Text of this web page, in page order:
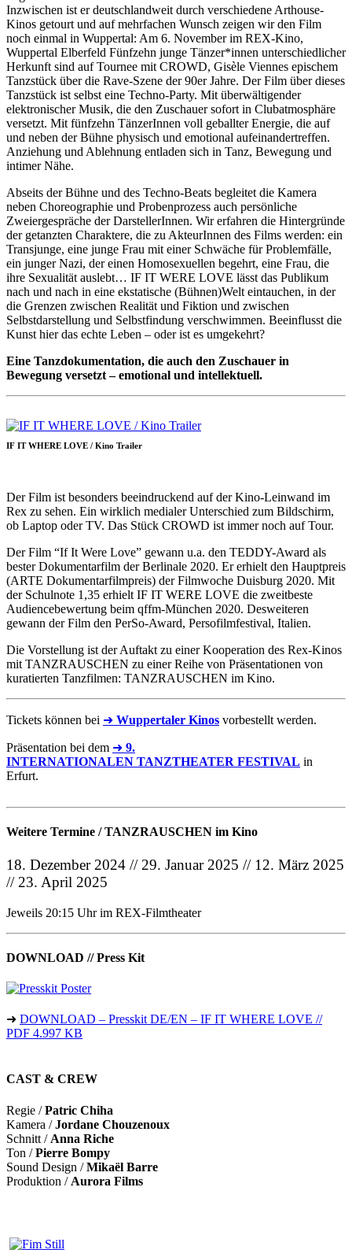
Inzwischen ist er deutschlandweit durch verschiedene Arthouse-
Kinos getourt und auf mehrfachen Wunsch zeigen wir den Film
noch einmal in Wuppertal: Am 6. November im REX-Kino,
Wuppertal Elberfeld Fünfzehn junge Tänzer*innen unterschiedlicher
Herkunft sind auf Tournee mit CROWD, Gisèle Viennes epischem
Tanzstück über die Rave-Szene der 90er Jahre. Der Film über dieses
Tanzstück ist selbst eine Techno-Party. Mit überwältigender
elektronischer Musik, die den Zuschauer sofort in Clubatmosphäre
versetzt. Mit fünfzehn TänzerInnen voll geballter Energie, die auf
und neben der Bühne physisch und emotional aufeinandertreffen.
Anziehung und Ablehnung entladen sich in Tanz, Bewegung und
intimer Nähe.
Abseits der Bühne und des Techno-Beats begleitet die Kamera
neben Choreographie und Probenprozess auch persönliche
Zweiergespräche der DarstellerInnen. Wir erfahren die Hintergründe
der getanzten Charaktere, die zu AkteurInnen des Films werden: ein
Transjunge, eine junge Frau mit einer Schwäche für Problemfälle,
ein junger Nazi, der einen Homosexuellen begehrt, eine Frau, die
ihre Sexualität auslebt… IF IT WERE LOVE lässt das Publikum
nach und nach in eine ekstatische (Bühnen)Welt eintauchen, in der
die Grenzen zwischen Realität und Fiktion und zwischen
Selbstdarstellung und Selbstfindung verschwimmen. Beeinflusst die
Kunst hier das echte Leben – oder ist es umgekehrt?
Eine Tanzdokumentation, die auch den Zuschauer in
Bewegung versetzt – emotional und intellektuell.
IF IT WHERE LOVE / Kino Trailer
Der Film ist besonders beeindruckend auf der Kino-Leinwand im
Rex zu sehen. Ein wirklich medialer Unterschied zum Bildschirm,
ob Laptop oder TV. Das Stück CROWD ist immer noch auf Tour.
Der Film “If It Were Love” gewann u.a. den TEDDY-Award als
bester Dokumentarfilm der Berlinale 2020. Er erhielt den Hauptpreis
(ARTE Dokumentarfilmpreis) der Filmwoche Duisburg 2020. Mit
der Schulnote 1,35 erhielt IF IT WERE LOVE die zweitbeste
Audiencebewertung beim qffm-München 2020. Desweiteren
gewann der Film den PerSo-Award, Persofilmfestival, Italien.
Die Vorstellung ist der Auftakt zu einer Kooperation des Rex-Kinos
mit TANZRAUSCHEN zu einer Reihe von Präsentationen von
kuratierten Tanzfilmen: TANZRAUSCHEN im Kino.
Tickets können bei ➜ Wuppertaler Kinos vorbestellt werden.
Präsentation bei dem ➜ 9.
INTERNATIONALEN TANZTHEATER FESTIVAL in
Erfurt.
Weitere Termine / TANZRAUSCHEN im Kino
18. Dezember 2024 // 29. Januar 2025 // 12. März 2025
// 23. April 2025
Jeweils 20:15 Uhr im REX-Filmtheater
DOWNLOAD // Press Kit
➜ DOWNLOAD – Presskit DE/EN – IF IT WHERE LOVE //
PDF 4.997 KB
CAST & CREW
Regie /Patric Chiha
Kamera /Jordane Chouzenoux
Schnitt / Anna Riche
Ton /Pierre Bompy
Sound Design /Mikaël Barre
Produktion / Aurora Films